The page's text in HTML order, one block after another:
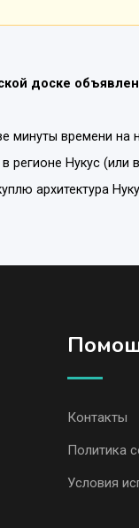
доске
времени на
в регионе Нукус (или
архитектура
Контакты
Политика
Условия